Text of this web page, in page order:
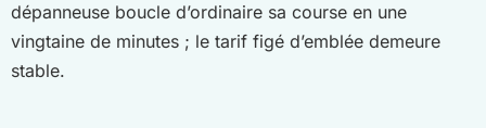
dépanneuse boucle d’ordinaire sa course en une
vingtaine de minutes ; le tarif figé d’emblée demeure
stable.